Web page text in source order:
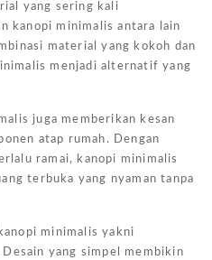
yang sering kali
kanopi minimalis antara lain
material yang kokoh dan
menjadi alternatif yang
juga memberikan kesan
atap rumah. Dengan
ramai, kanopi minimalis
terbuka yang nyaman tanpa
minimalis yakni
Desain yang simpel membikin